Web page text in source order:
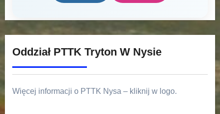
Oddział PTTK Tryton W Nysie
Więcej informacji o PTTK Nysa – kliknij w logo.